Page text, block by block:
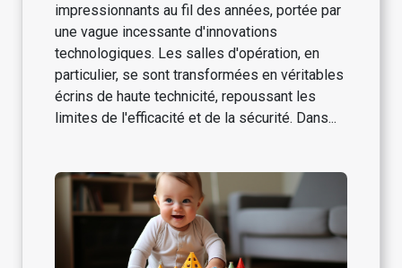
impressionnants au fil des années, portée par
une vague incessante d'innovations
technologiques. Les salles d'opération, en
particulier, se sont transformées en véritables
écrins de haute technicité, repoussant les
limites de l'efficacité et de la sécurité. Dans...